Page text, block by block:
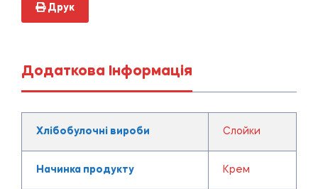
Друк
Додаткова Інформація
Хлібобулочні вироби Слойки
Начинка продукту Крем